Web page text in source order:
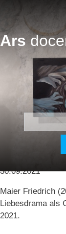
Ars
Catull
Lesbia
30.09.2021
Maier Friedrich
Liebesdrama als
2021.